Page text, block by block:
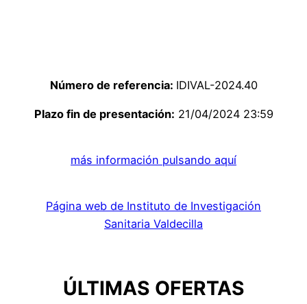
Número de referencia: IDIVAL-2024.40
Plazo fin de presentación: 21/04/2024 23:59
más información pulsando aquí
Página web de Instituto de Investigación
Sanitaria Valdecilla
ÚLTIMAS OFERTAS